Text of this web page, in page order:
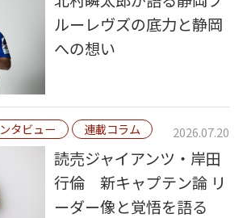
ルーレヴズの底力と静岡
への想い
タビュー 連載コラム 2026.07.20
読売ジャイアンツ・岸田
行倫 新キャプテン論 リ
ーダー像と覚悟を語る